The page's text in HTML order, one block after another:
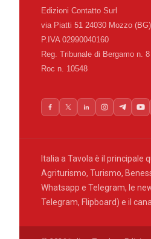
Edizioni Contatto Surl
via Piatti 51 24030 Mozzo (BG)
P.IVA 02990040160
Reg. Tribunale di Bergamo n.
Roc n. 10548
Italia a Tavola è il principale
Agriturismo, Turismo,
Whatsapp e Telegram, le
Telegram, Flipboard) e il